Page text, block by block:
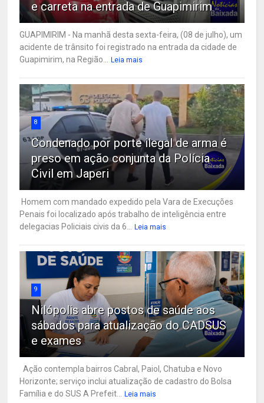
e carreta na entrada de Guapimirim
GUAPIMIRIM - Na manhã desta sexta-feira, (08 de julho), um
acidente de trânsito foi registrado na entrada da cidade de
Guapimirim, na Região...
Leia mais
8
Condenado por porte ilegal de arma é
preso em ação conjunta da Polícia
Civil em Japeri
Homem com mandado expedido pela Vara de Execuções
Penais foi localizado após trabalho de inteligência entre
delegacias Policiais civis da 6...
Leia mais
9
Nilópolis abre postos de saúde aos
sábados para atualização do CADSUS
e exames
Ação contempla bairros Cabral, Paiol, Chatuba e Novo
Horizonte; serviço inclui atualização de cadastro do Bolsa
Família e do SUS A Prefeit...
Leia mais